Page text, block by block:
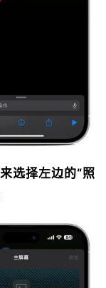
选择左边的“照